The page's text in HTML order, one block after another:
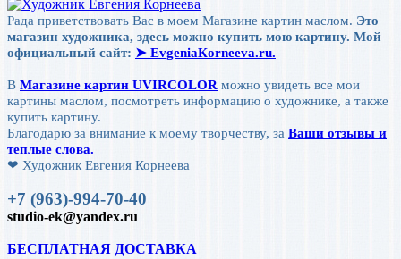
Рада приветствовать Вас в моем Магазине картин маслом. Это
магазин художника, здесь можно купить мою картину. Мой
официальный сайт: ➤ ЕvgeniaКorneeva.ru.
В Магазине картин UVIRCOLOR можно увидеть все мои
картины маслом, посмотреть информацию о художнике, а также
купить картину.
Благодарю за внимание к моему творчеству, за Ваши отзывы и
теплые слова.
❤ Художник Евгения Корнеева
+7 (963)-994-70-40
studio-ek@yandex.ru
БЕСПЛАТНАЯ ДОСТАВКА